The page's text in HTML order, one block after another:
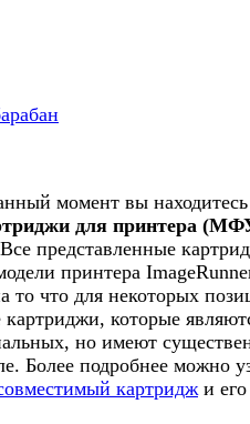
момент вы
для принтера
представленные
принтера
то что для некоторых
которые
но имеют
Более подробнее можно
картридж и его